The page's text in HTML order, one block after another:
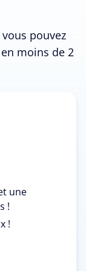
pouvez
moins de 2
une
!
!